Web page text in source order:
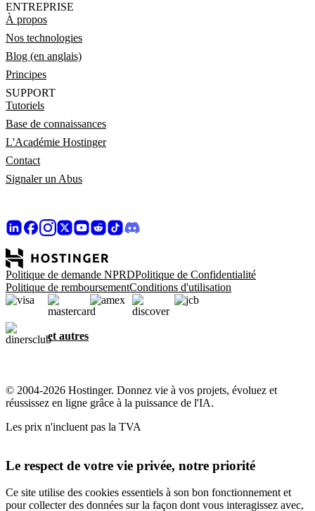
ENTREPRISE
À propos
Nos technologies
Blog (en anglais)
Principes
SUPPORT
Tutoriels
Base de connaissances
L'Académie Hostinger
Contact
Signaler un Abus
Politique de demande NPRDPolitique de Confidentialité
Politique de remboursementConditions d'utilisation
et autres
© 2004-2026 Hostinger. Donnez vie à vos projets, évoluez et
réussissez en ligne grâce à la puissance de l'IA.
Les prix n'incluent pas la TVA
Le respect de votre vie privée, notre priorité
Ce site utilise des cookies essentiels à son bon fonctionnement et
pour collecter des données sur la façon dont vous interagissez avec,